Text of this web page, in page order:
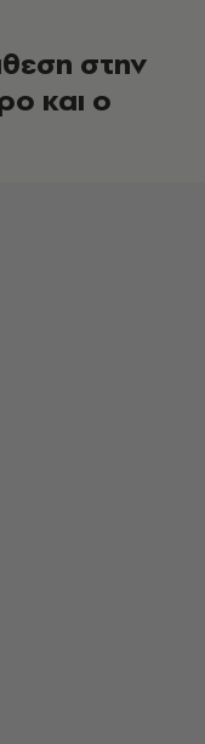
στην
και ο